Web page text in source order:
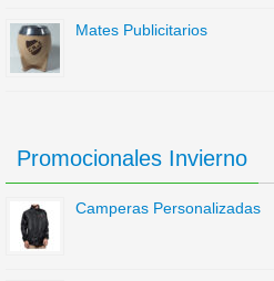
Mates Publicitarios
Promocionales Invierno
Camperas Personalizadas